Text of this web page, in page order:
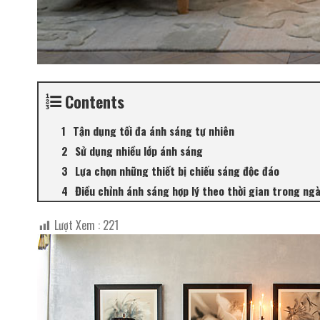
Contents
Tận dụng tối đa ánh sáng tự nhiên
Sử dụng nhiều lớp ánh sáng
Lựa chọn những thiết bị chiếu sáng độc đáo
Điều chỉnh ánh sáng hợp lý theo thời gian trong
Lượt Xem : 221